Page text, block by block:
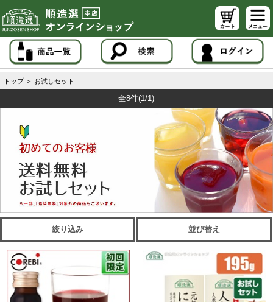
トップ ＞ お試しセット
全8件(1/1)
絞り込み 並び替え